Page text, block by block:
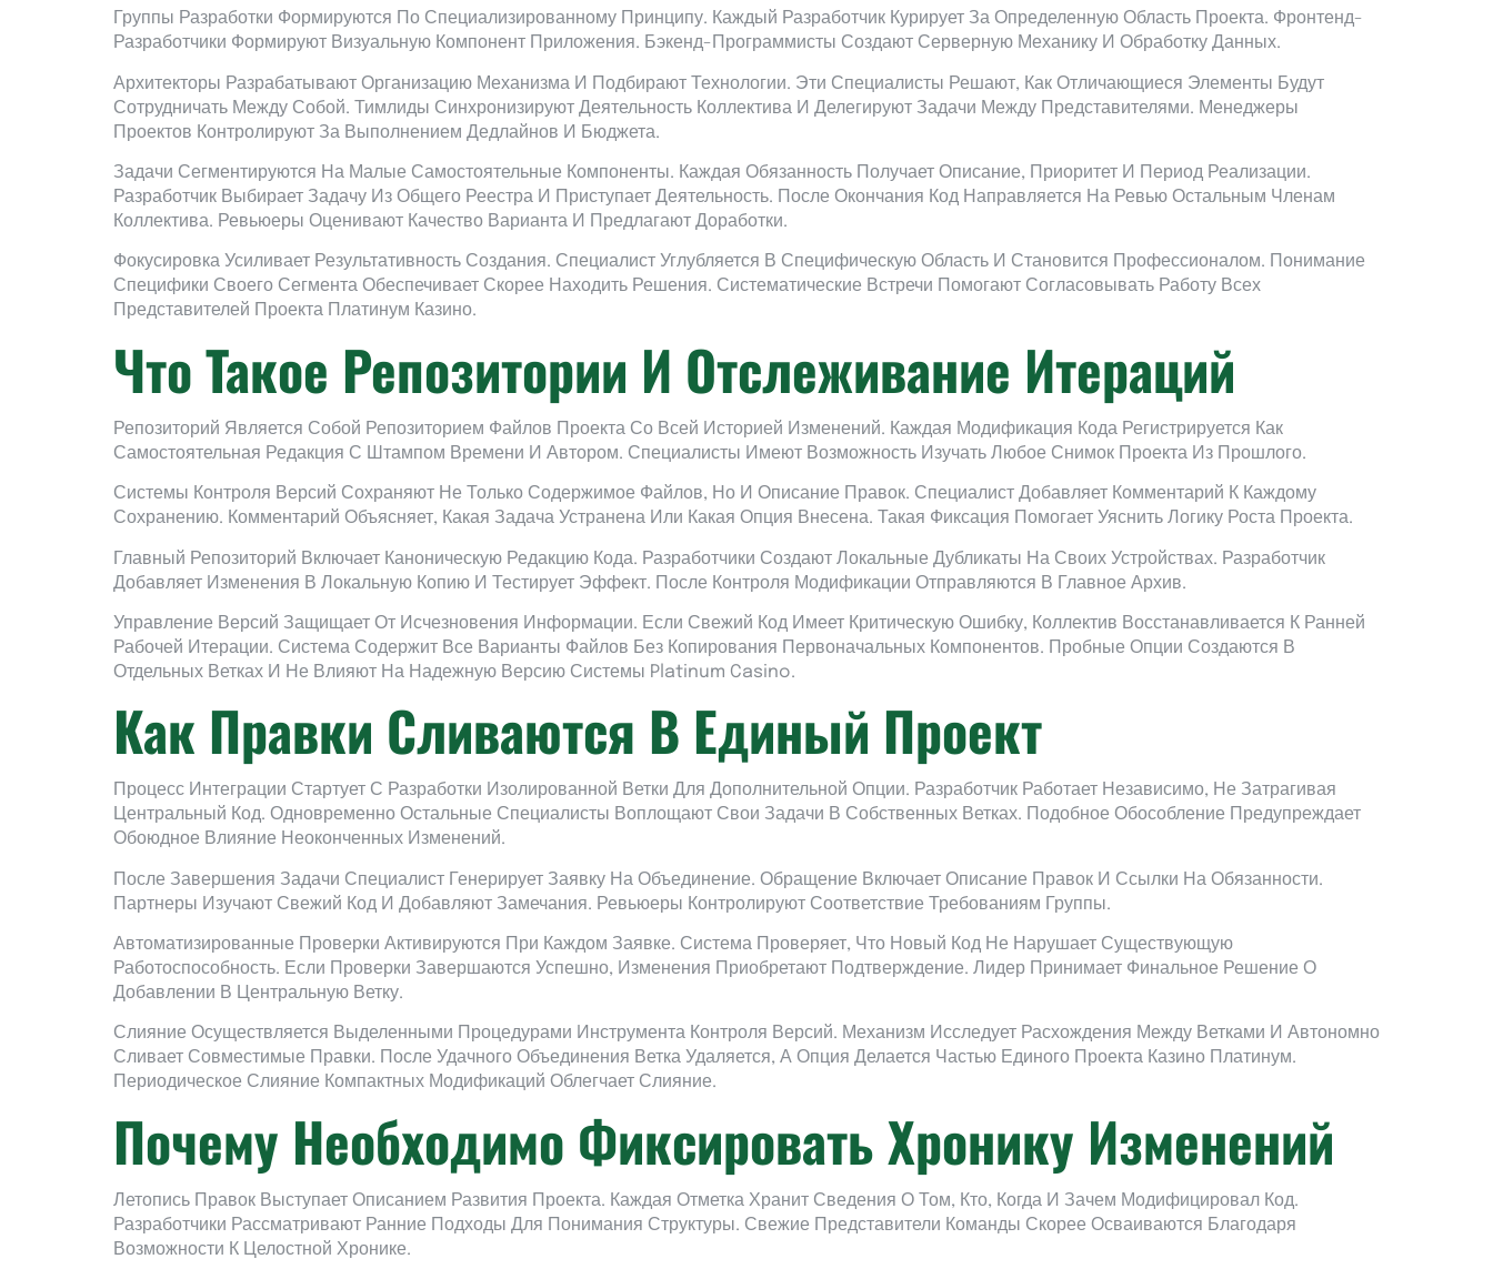
Группы Разработки Формируются По Специализированному Принципу. Каждый Разработчик Курирует За Определенную Область Проекта. Фронтенд-
Разработчики Формируют Визуальную Компонент Приложения. Бэкенд-Программисты Создают Серверную Механику И Обработку Данных.
Архитекторы Разрабатывают Организацию Механизма И Подбирают Технологии. Эти Специалисты Решают, Как Отличающиеся Элементы Будут
Сотрудничать Между Собой. Тимлиды Синхронизируют Деятельность Коллектива И Делегируют Задачи Между Представителями. Менеджеры
Проектов Контролируют За Выполнением Дедлайнов И Бюджета.
Задачи Сегментируются На Малые Самостоятельные Компоненты. Каждая Обязанность Получает Описание, Приоритет И Период Реализации.
Разработчик Выбирает Задачу Из Общего Реестра И Приступает Деятельность. После Окончания Код Направляется На Ревью Остальным Членам
Коллектива. Ревьюеры Оценивают Качество Варианта И Предлагают Доработки.
Фокусировка Усиливает Результативность Создания. Специалист Углубляется В Специфическую Область И Становится Профессионалом. Понимание
Специфики Своего Сегмента Обеспечивает Скорее Находить Решения. Систематические Встречи Помогают Согласовывать Работу Всех
Представителей Проекта Платинум Казино.
Что Такое Репозитории И Отслеживание Итераций
Репозиторий Является Собой Репозиторием Файлов Проекта Со Всей Историей Изменений. Каждая Модификация Кода Регистрируется Как
Самостоятельная Редакция С Штампом Времени И Автором. Специалисты Имеют Возможность Изучать Любое Снимок Проекта Из Прошлого.
Системы Контроля Версий Сохраняют Не Только Содержимое Файлов, Но И Описание Правок. Специалист Добавляет Комментарий К Каждому
Сохранению. Комментарий Объясняет, Какая Задача Устранена Или Какая Опция Внесена. Такая Фиксация Помогает Уяснить Логику Роста Проекта.
Главный Репозиторий Включает Каноническую Редакцию Кода. Разработчики Создают Локальные Дубликаты На Своих Устройствах. Разработчик
Добавляет Изменения В Локальную Копию И Тестирует Эффект. После Контроля Модификации Отправляются В Главное Архив.
Управление Версий Защищает От Исчезновения Информации. Если Свежий Код Имеет Критическую Ошибку, Коллектив Восстанавливается К Ранней
Рабочей Итерации. Система Содержит Все Варианты Файлов Без Копирования Первоначальных Компонентов. Пробные Опции Создаются В
Отдельных Ветках И Не Влияют На Надежную Версию Системы Platinum Casino.
Как Правки Сливаются В Единый Проект
Процесс Интеграции Стартует С Разработки Изолированной Ветки Для Дополнительной Опции. Разработчик Работает Независимо, Не Затрагивая
Центральный Код. Одновременно Остальные Специалисты Воплощают Свои Задачи В Собственных Ветках. Подобное Обособление Предупреждает
Обоюдное Влияние Неоконченных Изменений.
После Завершения Задачи Специалист Генерирует Заявку На Объединение. Обращение Включает Описание Правок И Ссылки На Обязанности.
Партнеры Изучают Свежий Код И Добавляют Замечания. Ревьюеры Контролируют Соответствие Требованиям Группы.
Автоматизированные Проверки Активируются При Каждом Заявке. Система Проверяет, Что Новый Код Не Нарушает Существующую
Работоспособность. Если Проверки Завершаются Успешно, Изменения Приобретают Подтверждение. Лидер Принимает Финальное Решение О
Добавлении В Центральную Ветку.
Слияние Осуществляется Выделенными Процедурами Инструмента Контроля Версий. Механизм Исследует Расхождения Между Ветками И Автономно
Сливает Совместимые Правки. После Удачного Объединения Ветка Удаляется, А Опция Делается Частью Единого Проекта Казино Платинум.
Периодическое Слияние Компактных Модификаций Облегчает Слияние.
Почему Необходимо Фиксировать Хронику Изменений
Летопись Правок Выступает Описанием Развития Проекта. Каждая Отметка Хранит Сведения О Том, Кто, Когда И Зачем Модифицировал Код.
Разработчики Рассматривают Ранние Подходы Для Понимания Структуры. Свежие Представители Команды Скорее Осваиваются Благодаря
Возможности К Целостной Хронике.